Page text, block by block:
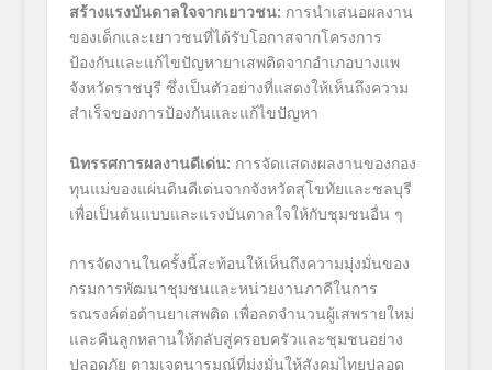
สร้างแรงบันดาลใจจากเยาวชน: การนำเสนอผลงาน
ของเด็กและเยาวชนที่ได้รับโอกาสจากโครงการ
ป้องกันและแก้ไขปัญหายาเสพติดจากอำเภอบางแพ
จังหวัดราชบุรี ซึ่งเป็นตัวอย่างที่แสดงให้เห็นถึงความ
สำเร็จของการป้องกันและแก้ไขปัญหา
นิทรรศการผลงานดีเด่น: การจัดแสดงผลงานของกอง
ทุนแม่ของแผ่นดินดีเด่นจากจังหวัดสุโขทัยและชลบุรี
เพื่อเป็นต้นแบบและแรงบันดาลใจให้กับชุมชนอื่น ๆ
การจัดงานในครั้งนี้สะท้อนให้เห็นถึงความมุ่งมั่นของ
กรมการพัฒนาชุมชนและหน่วยงานภาคีในการ
รณรงค์ต่อต้านยาเสพติด เพื่อลดจำนวนผู้เสพรายใหม่
และคืนลูกหลานให้กลับสู่ครอบครัวและชุมชนอย่าง
ปลอดภัย ตามเจตนารมณ์ที่มุ่งมั่นให้สังคมไทยปลอด